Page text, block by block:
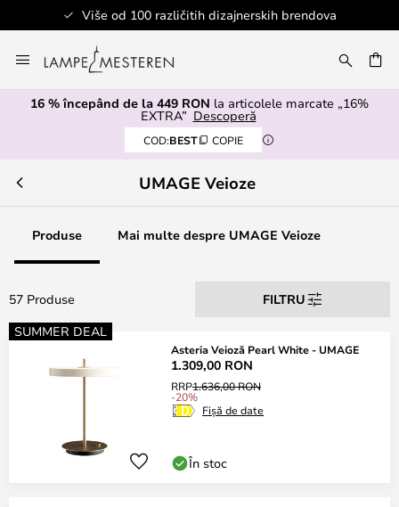
Više od 100 različitih dizajnerskih brendova
la
Continut
16 % începând de la 449 RON la articolele marcate „16%
EXTRA” Descoperă
COD:BEST COPIE
UMAGE Veioze
Produse Mai multe despre UMAGE Veioze
57 Produse
FILTRU
SUMMER DEAL
Asteria Veioză Pearl White - UMAGE
1.309,00 RON
RRP1.636,00 RON
-20%
Fișă de date
În stoc